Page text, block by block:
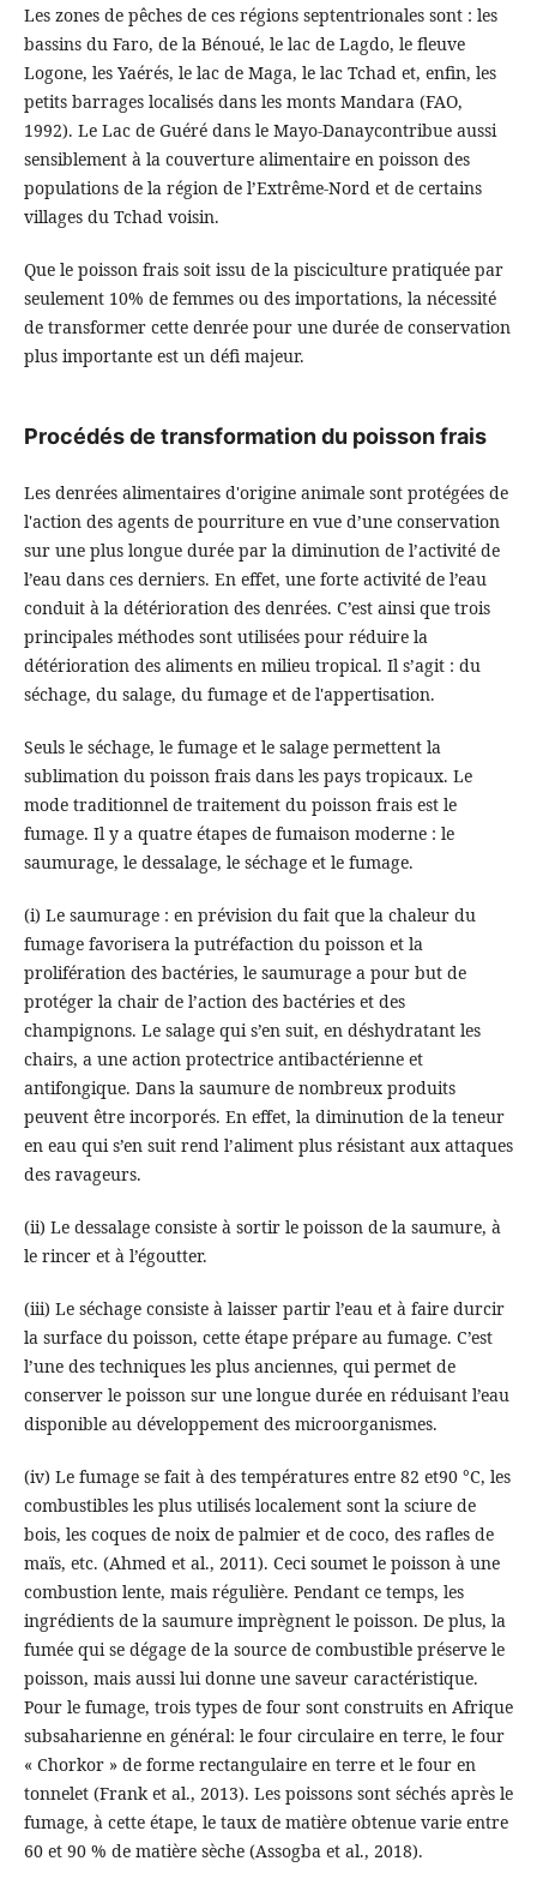
Les zones de pêches de ces régions septentrionales sont : les
bassins du Faro, de la Bénoué, le lac de Lagdo, le fleuve
Logone, les Yaérés, le lac de Maga, le lac Tchad et, enfin, les
petits barrages localisés dans les monts Mandara (FAO,
1992). Le Lac de Guéré dans le Mayo-Danaycontribue aussi
sensiblement à la couverture alimentaire en poisson des
populations de la région de l’Extrême-Nord et de certains
villages du Tchad voisin.
Que le poisson frais soit issu de la pisciculture pratiquée par
seulement 10% de femmes ou des importations, la nécessité
de transformer cette denrée pour une durée de conservation
plus importante est un défi majeur.
Procédés de transformation du poisson frais
Les denrées alimentaires d'origine animale sont protégées de
l'action des agents de pourriture en vue d’une conservation
sur une plus longue durée par la diminution de l’activité de
l’eau dans ces derniers. En effet, une forte activité de l’eau
conduit à la détérioration des denrées. C’est ainsi que trois
principales méthodes sont utilisées pour réduire la
détérioration des aliments en milieu tropical. Il s’agit : du
séchage, du salage, du fumage et de l'appertisation.
Seuls le séchage, le fumage et le salage permettent la
sublimation du poisson frais dans les pays tropicaux. Le
mode traditionnel de traitement du poisson frais est le
fumage. Il y a quatre étapes de fumaison moderne : le
saumurage, le dessalage, le séchage et le fumage.
(i) Le saumurage : en prévision du fait que la chaleur du
fumage favorisera la putréfaction du poisson et la
prolifération des bactéries, le saumurage a pour but de
protéger la chair de l’action des bactéries et des
champignons. Le salage qui s’en suit, en déshydratant les
chairs, a une action protectrice antibactérienne et
antifongique. Dans la saumure de nombreux produits
peuvent être incorporés. En effet, la diminution de la teneur
en eau qui s’en suit rend l’aliment plus résistant aux attaques
des ravageurs.
(ii) Le dessalage consiste à sortir le poisson de la saumure, à
le rincer et à l’égoutter.
(iii) Le séchage consiste à laisser partir l’eau et à faire durcir
la surface du poisson, cette étape prépare au fumage. C’est
l’une des techniques les plus anciennes, qui permet de
conserver le poisson sur une longue durée en réduisant l’eau
disponible au développement des microorganismes.
(iv) Le fumage se fait à des températures entre 82 et90 °C, les
combustibles les plus utilisés localement sont la sciure de
bois, les coques de noix de palmier et de coco, des rafles de
maïs, etc. (Ahmed et al., 2011). Ceci soumet le poisson à une
combustion lente, mais régulière. Pendant ce temps, les
ingrédients de la saumure imprègnent le poisson. De plus, la
fumée qui se dégage de la source de combustible préserve le
poisson, mais aussi lui donne une saveur caractéristique.
Pour le fumage, trois types de four sont construits en Afrique
subsaharienne en général: le four circulaire en terre, le four
« Chorkor » de forme rectangulaire en terre et le four en
tonnelet (Frank et al., 2013). Les poissons sont séchés après le
fumage, à cette étape, le taux de matière obtenue varie entre
60 et 90 % de matière sèche (Assogba et al., 2018).